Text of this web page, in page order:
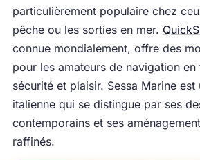
particulièrement populaire chez
pêche ou les sorties en mer.
connue mondialement, offre des
pour les amateurs de navigation
sécurité et plaisir. Sessa Marine est
italienne qui se distingue par ses
contemporains et ses
raffinés.